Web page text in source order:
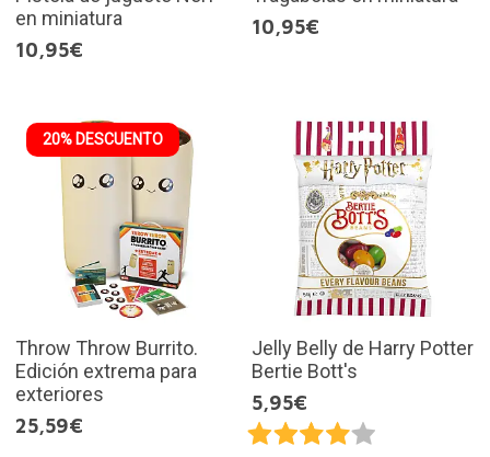
en miniatura
10,95€
10,95€
20% DESCUENTO
Throw Throw Burrito.
Edición extrema para
exteriores
25,59€
Jelly Belly de Harry Potter
Bertie Bott's
5,95€